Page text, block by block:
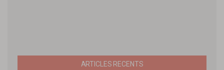
ARTICLES RECENTS